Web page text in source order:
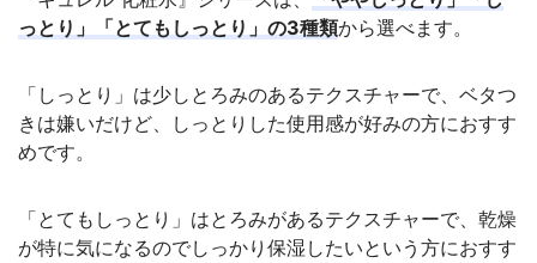
っとり」「とてもしっとり」の3種類から選べます。
「しっとり」は少しとろみのあるテクスチャーで、ベタつ
きは嫌いだけど、しっとりした使用感が好みの方におすす
めです。
「とてもしっとり」はとろみがあるテクスチャーで、乾燥
が特に気になるのでしっかり保湿したいという方におすす